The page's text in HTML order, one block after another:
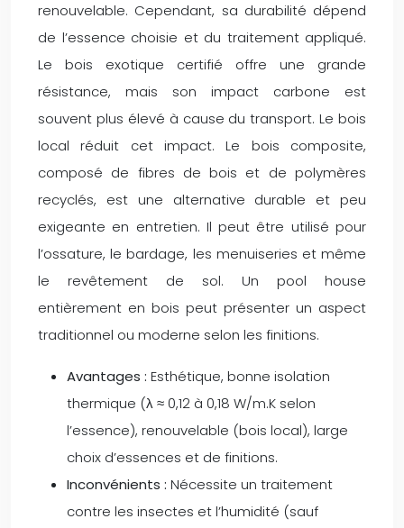
renouvelable. Cependant, sa durabilité dépend
de l’essence choisie et du traitement appliqué.
Le bois exotique certifié offre une grande
résistance, mais son impact carbone est
souvent plus élevé à cause du transport. Le bois
local réduit cet impact. Le bois composite,
composé de fibres de bois et de polymères
recyclés, est une alternative durable et peu
exigeante en entretien. Il peut être utilisé pour
l’ossature, le bardage, les menuiseries et même
le revêtement de sol. Un pool house
entièrement en bois peut présenter un aspect
traditionnel ou moderne selon les finitions.
Avantages : Esthétique, bonne isolation
thermique (λ ≈ 0,12 à 0,18 W/m.K selon
l’essence), renouvelable (bois local), large
choix d’essences et de finitions.
Inconvénients : Nécessite un traitement
contre les insectes et l’humidité (sauf